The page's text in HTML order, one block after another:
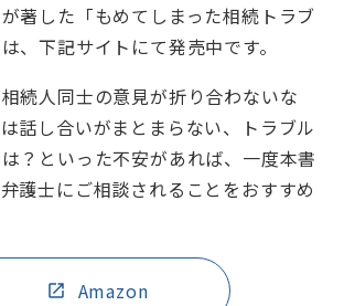
著した「もめてしまった相続トラブ
、下記サイトにて発売中です。
続人同士の意見が折り合わないな
話し合いがまとまらない、トラブル
？といった不安があれば、一度本書
護士にご相談されることをおすすめ
Amazon